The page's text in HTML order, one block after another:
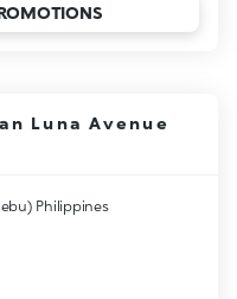
Luna Avenue
Philippines